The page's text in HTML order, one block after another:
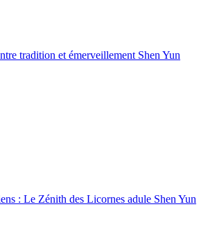
tradition et émerveillement Shen Yun
: Le Zénith des Licornes adule Shen Yun